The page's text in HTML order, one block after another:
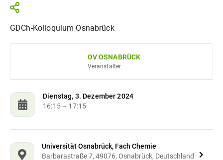
GDCh-Kolloquium Osnabrück
Veranstalter
OV OSNABRÜCK
Dienstag, 3. Dezember 2024
16:15– 17:15
Universität Osnabrück, Fach Chemie
Barbarastraße 7, 49076, Osnabrück, Deutschland